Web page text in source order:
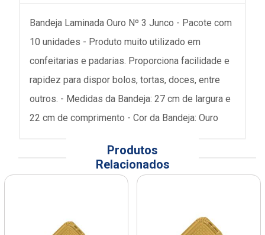
Bandeja Laminada Ouro Nº 3 Junco - Pacote com
10 unidades - Produto muito utilizado em
confeitarias e padarias. Proporciona facilidade e
rapidez para dispor bolos, tortas, doces, entre
outros. - Medidas da Bandeja: 27 cm de largura e
22 cm de comprimento - Cor da Bandeja: Ouro
Produtos
Relacionados